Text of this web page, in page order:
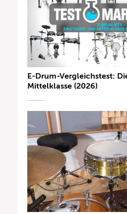
E-Drum-Vergleichstest:
Mittelklasse (2026)